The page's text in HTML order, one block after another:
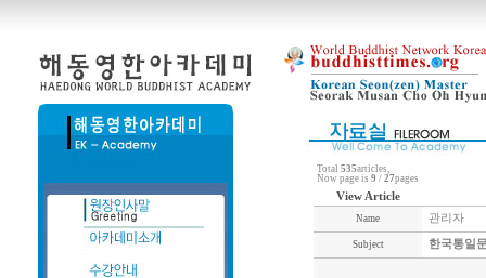
Total 535articles,
Now page is 9 / 27pages
View Article
Name 관리자
Subject 한국통일